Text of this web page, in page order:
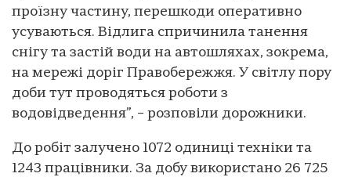
проїзну частину, перешкоди оперативно
усуваються. Відлига спричинила танення
снігу та застій води на автошляхах, зокрема,
на мережі доріг Правобережжя. У світлу пору
доби тут проводяться роботи з
водовідведення”, – розповіли дорожники.
До робіт залучено 1072 одиниці техніки та
1243 працівники. За добу використано 26 725